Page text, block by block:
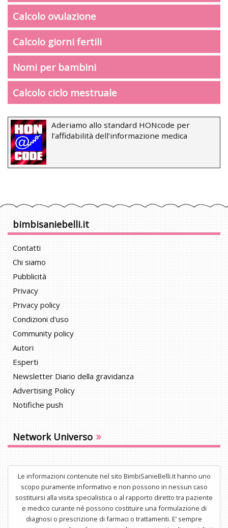
Calcolo ovulazione
Calcolo giorni fertili
Nomi per bambini
Calcolo ciclo mestruale
Aderiamo allo standard HONcode per
l’affidabilità dell’informazione medica
bimbisaniebelli.it
Contatti
Chi siamo
Pubblicità
Privacy
Privacy policy
Condizioni d'uso
Community policy
Autori
Esperti
Newsletter Diario della gravidanza
Advertising Policy
Notifiche push
Network Universo »
Le informazioni contenute nel sito BimbiSanieBelli.it hanno uno
scopo puramente informativo e non possono in nessun caso
sostituirsi alla visita specialistica o al rapporto diretto tra paziente
e medico curante né possono costituire una formulazione di
diagnosi o prescrizione di farmaci o trattamenti. E’ sempre